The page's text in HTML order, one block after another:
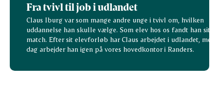
Fra tvivl til job i udlandet
Claus Iburg var som mange andre unge i tvivl om, hvilken
uddannelse han skulle vælge. Som elev hos os fandt han sit
match. Efter sit elevforløb har Claus arbejdet i udlandet, men i
dag arbejder han igen på vores hovedkontor i Randers.